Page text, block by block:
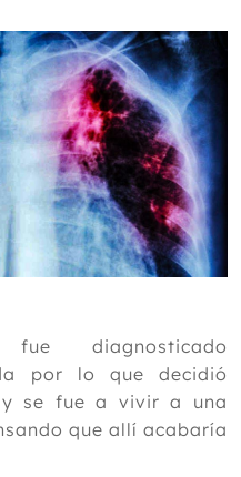
diagnosticado
por lo que decidió
y se fue a vivir a una
que allí acabaría